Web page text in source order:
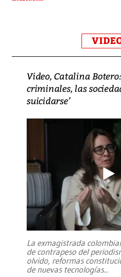
Video, Catalina
criminales, las
suicidarse’
La exmagistrada
de contrapeso del
olvido, reformas
de nuevas tecnologías...